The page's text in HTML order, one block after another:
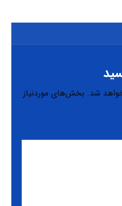
شد. بخش‌های موردنیاز